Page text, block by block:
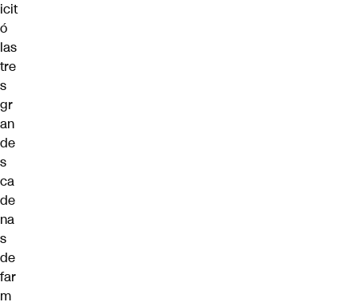
icit
ó
las
tre
s
gr
an
de
s
ca
de
na
s
de
far
m